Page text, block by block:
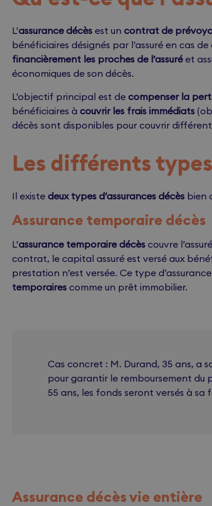
L’assurance décès est un contrat de
bénéficiaires désignés par l’assuré en cas
financièrement les proches de l’assuréet
économiques de son décès.
L’objectif principal est de compenser la
bénéficiaires à couvrir les frais immédiats
décès sont disponibles pour couvrir
Les différents
Il existe deux types d’assurances décès bien
Assurance temporaire décès
L’assurance temporaire décès couvre
contrat, le capital assuré est versé aux
prestation n’est versée. Ce type
temporaires comme un prêt immobilier.
Cas concret : M. Durand, 35 ans, a
pour garantir le remboursement du
55 ans, les fonds seront versés à
Assurance décès vie entière